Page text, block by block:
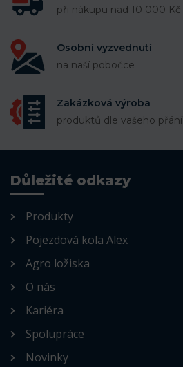
při nákupu nad 10 000 Kč
Osobní vyzvednutí
na naší pobočce
Zakázková výroba
produktů dle vašeho přání
Důležité odkazy
Produkty
Pojezdová kola Alex
Agro ložiska
O nás
Kariéra
Spolupráce
Novinky